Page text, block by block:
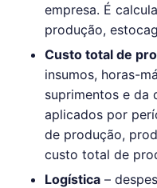
empresa. É
produção,
Custo total de
insumos, horas-
suprimentos e da
aplicados por
de produção,
custo total de
Logística –